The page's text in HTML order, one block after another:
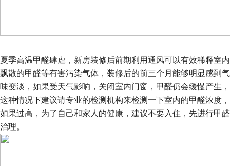
夏季高温甲醛肆虐，新房装修后前期利用通风可以有效稀释室内
飘散的甲醛等有害污染气体，装修后的前三个月能够明显感到气
味变淡，如果受天气影响，关闭室内门窗，甲醛仍会缓慢产生，
这种情况下建议请专业的检测机构来检测一下室内的甲醛浓度，
如果过高，为了自己和家人的健康，建议不要入住，先进行甲醛
治理。